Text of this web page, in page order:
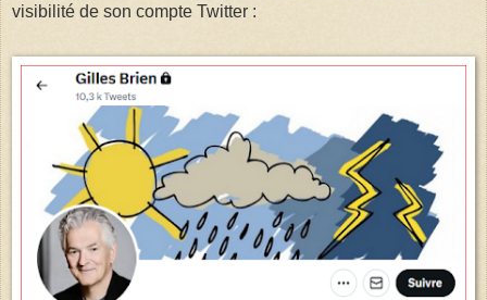
visibilité de son compte Twitter :